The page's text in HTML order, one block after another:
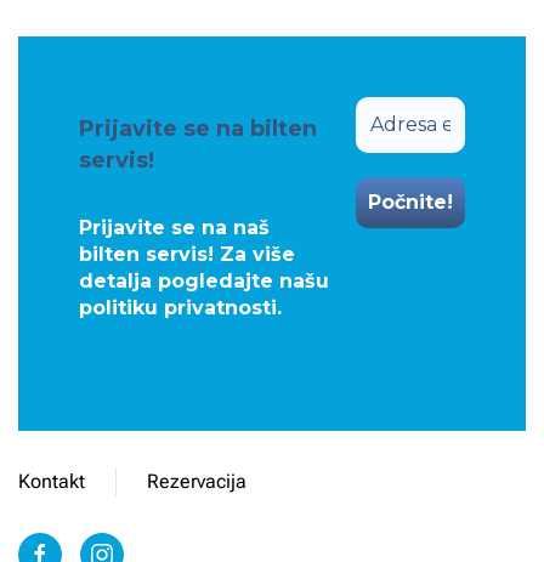
Prijavite se na bilten
servis!
Prijavite se na naš
bilten servis! Za više
detalja pogledajte našu
politiku privatnosti.
Kontakt Rezervacija